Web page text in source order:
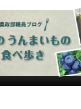
ログ「
き」
へ移動
移動